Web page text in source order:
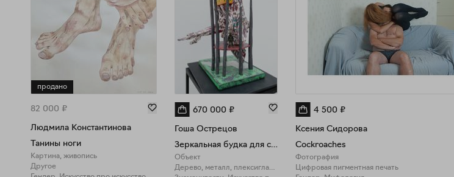
продано
82 000 ₽
Людмила Константинова
Танины ноги
Картина, живопись
Другое
670 000 ₽
Гоша Острецов
Зеркальная будка для скульптуры
Объект
Дерево, металл, плексиглас, акрил
4 500 ₽
Ксения Сидорова
Cockroaches
Фотография
Цифровая пигментная печать